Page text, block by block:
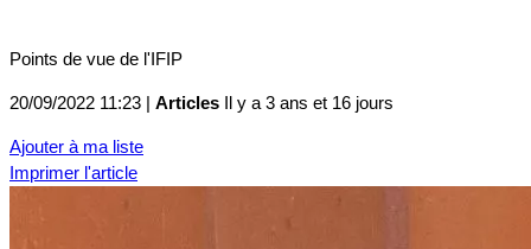
Points de vue de l'IFIP
20/09/2022 11:23 | Articles Il y a 3 ans et 16 jours
Ajouter à ma liste
Imprimer l'article